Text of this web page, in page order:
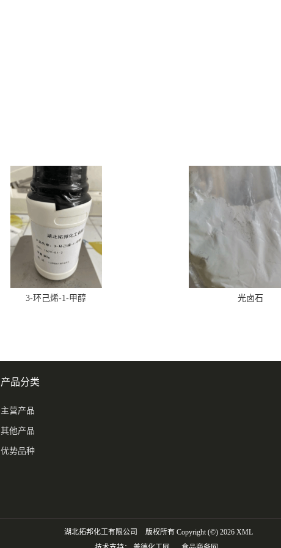
3-环己烯-1-甲醇 光卤石
产品分类
主营产品
其他产品
优势品种
湖北拓邦化工有限公司 版权所有 Copyright (©) 2026 XML